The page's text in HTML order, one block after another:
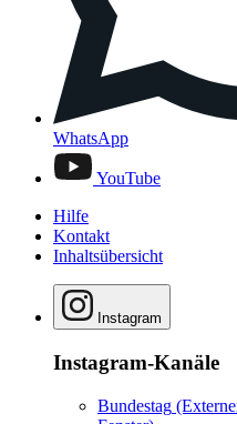
WhatsApp
YouTube
Hilfe
Kontakt
Inhaltsübersicht
Instagram
Instagram-Kanäle
Bundestag